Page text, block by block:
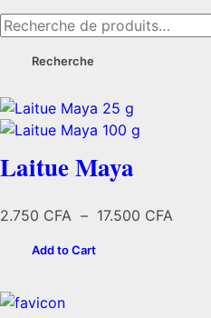
Recherche
Recherche
Laitue Maya
2.750 CFA – 17.500 CFA
Add to Cart